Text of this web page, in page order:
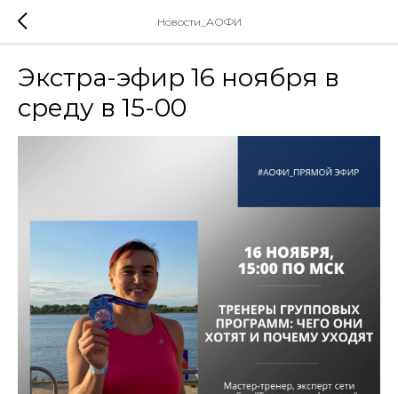
Новости_АОФИ
Экстра-эфир 16 ноября в
среду в 15-00